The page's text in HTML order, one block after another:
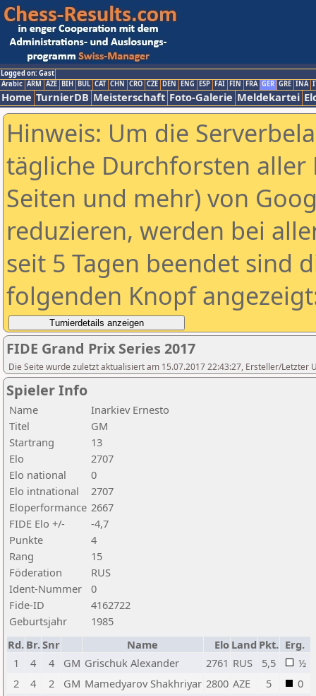
Logged on: Gast
Arabic ARM AZE BIH BUL CAT CHN CRO CZE DEN ENG ESP FAI FIN FRA GER GRE INA
Home TurnierDB Meisterschaft Foto-Galerie Meldekartei
Hinweis: Um die
tägliche Durchforsten aller
Seiten und mehr) von
reduzieren, werden bei
seit 5 Tagen beendet sind
folgenden Knopf
FIDE Grand Prix Series 2017
Die Seite wurde zuletzt aktualisiert am 15.07.2017 22:43:27, Ersteller/Letzter
Spieler Info
Name
Inarkiev Ernesto
Titel
GM
Startrang
13
Elo
2707
Elo national
0
Elo intnational
2707
Eloperformance 2667
FIDE Elo +/-
-4,7
Punkte
4
Rang
15
Föderation
RUS
Ident-Nummer
0
Fide-ID
4162722
Geburtsjahr
1985
Rd. Br.Snr Name Elo Land Pkt. Erg.
1
4 4 GM Grischuk Alexander 2761 RUS 5,5
½
2
4 2 GM Mamedyarov Shakhriyar 2800 AZE 5
0